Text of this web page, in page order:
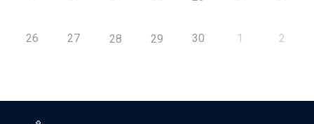
26 27 28 29 30 1 2